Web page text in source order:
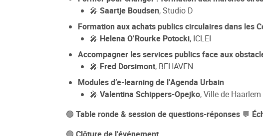
🎤 Saartje Boudsen, Studio D
Formation aux achats publics circulaires dans les
🎤 Helena O’Rourke Potocki, ICLEI
Accompagner les services publics face aux
🎤 Fred Dorsimont, BEHAVEN
Modules d’e-learning de l’Agenda Urbain
🎤 Valentina Schippers-Opejko, Ville de
🟢 Table ronde & session de questions-réponses 💬